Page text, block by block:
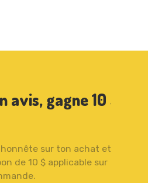
gagne 10 $
sur ton achat et
10 $ applicable sur ta
Profite